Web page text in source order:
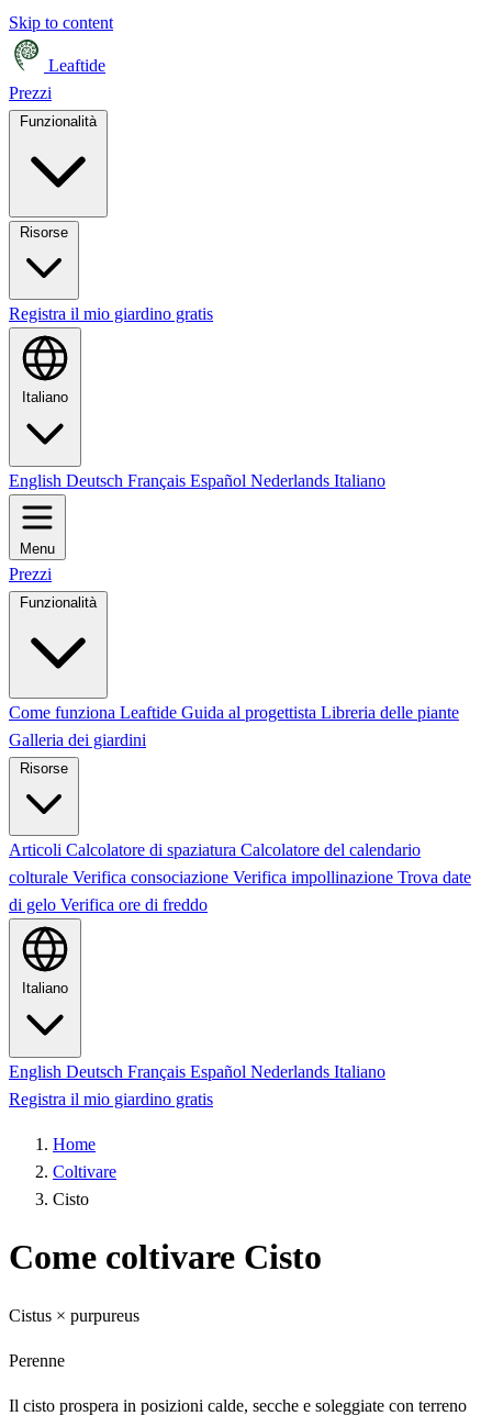
Skip to content
Leaftide
Prezzi
Funzionalità
Registra il mio giardino gratis
Italiano
English Deutsch Français Español Nederlands Italiano
Menu
Prezzi
Funzionalità
Come funziona Leaftide Guida al progettista Libreria delle piante
Galleria dei giardini
Risorse
Articoli Calcolatore di spaziatura Calcolatore del calendario
colturale Verifica consociazione Verifica impollinazione Trova date
di gelo Verifica ore di freddo
Italiano
English Deutsch Français Español Nederlands Italiano
Registra il mio giardino gratis
Home
Coltivare
Cisto
Come coltivare Cisto
Cistus × purpureus
Perenne
Il cisto prospera in posizioni calde, secche e soleggiate con terreno